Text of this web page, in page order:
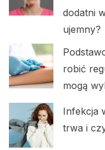
dodatni
ujemny?
robić
mogą
Infekcja
trwa i